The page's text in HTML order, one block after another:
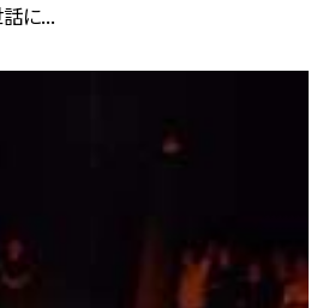
に...